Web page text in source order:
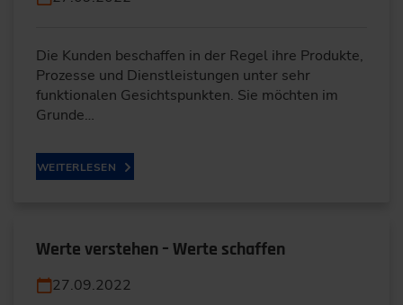
Die Kunden beschaffen in der Regel ihre Produkte,
Prozesse und Dienstleistungen unter sehr
funktionalen Gesichtspunkten. Sie möchten im
Grunde…
WEITERLESEN
Werte verstehen – Werte schaffen
27.09.2022